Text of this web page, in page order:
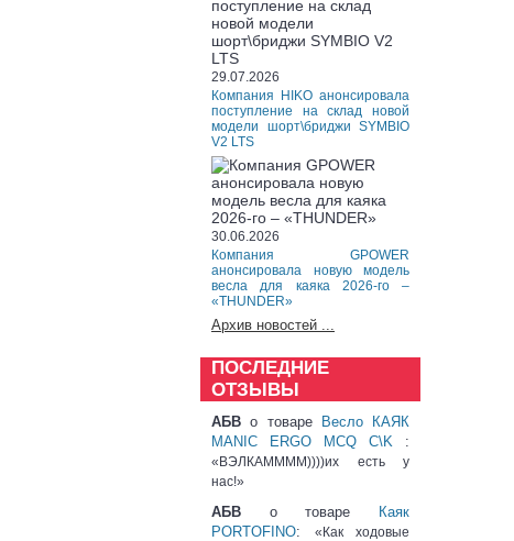
29.07.2026
Компания HIKO анонсировала
поступление на склад новой
модели шорт\бриджи SYMBIO
V2 LTS
30.06.2026
Компания GPOWER
анонсировала новую модель
весла для каяка 2026-го –
«THUNDER»
Архив новостей ...
ПОСЛЕДНИЕ
ОТЗЫВЫ
АБВ о товаре
Весло КАЯК
MANIC ERGO MCQ C\K :
«ВЭЛКАММММ))))их есть у
нас!»
АБВ о товаре
Каяк
PORTOFINO: «Как ходовые